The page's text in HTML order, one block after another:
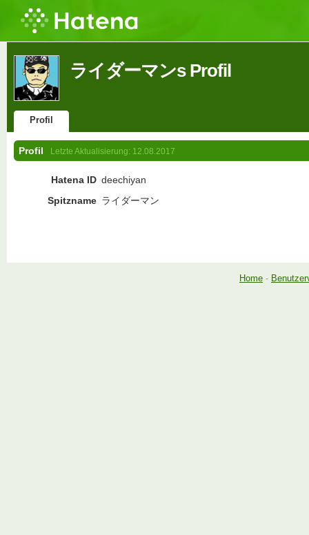
ライダーマンs Profil
Profil
Profil Letzte Aktualisierung: 12.08.2017
Hatena ID deechiyan
Spitzname ライダーマン
Home -